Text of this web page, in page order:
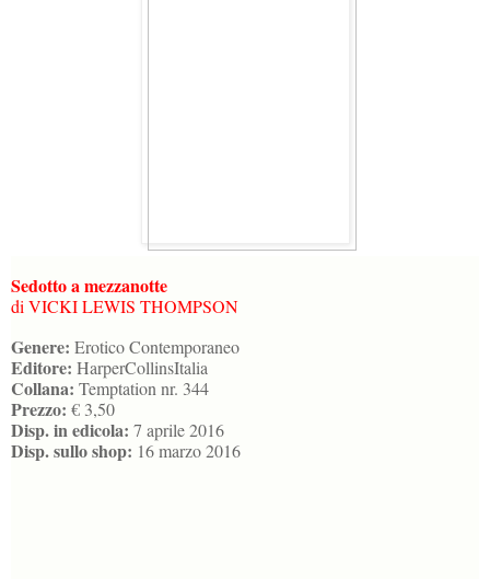
Sedotto a mezzanotte
di VICKI LEWIS THOMPSON
Genere: Erotico Contemporaneo
Editore: HarperCollinsItalia
Collana: Temptation nr. 344
Prezzo: € 3,50
Disp. in edicola: 7 aprile 2016
Disp. sullo shop: 16 marzo 2016